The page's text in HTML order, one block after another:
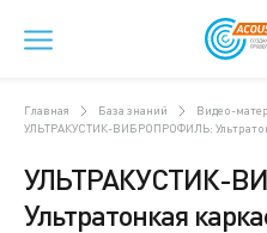
Главная База знаний
Видео-
УЛЬТРАКУСТИК-ВИБРОПРОФИЛЬ:
УЛЬТРАКУСТИК-
Ультратонкая